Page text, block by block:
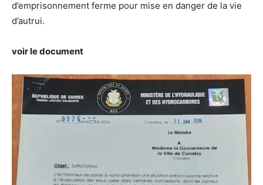
d’emprisonnement ferme pour mise en danger de la vie
d’autrui.
voir le document